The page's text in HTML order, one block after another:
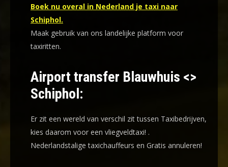
Boek nu overal in Nederland je taxi naar
Schiphol.
Maak gebruik van ons landelijke platform voor
taxiritten.
Airport transfer Blauwhuis <>
Schiphol:
Er zit een wereld van verschil zit tussen Taxibedrijven,
kies daarom voor een vliegveldtaxi! .
Nederlandstalige taxichauffeurs en Gratis annuleren!